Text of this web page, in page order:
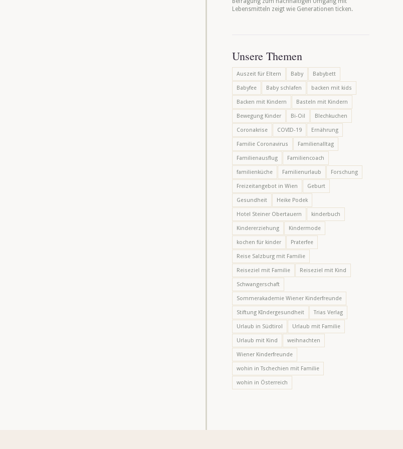
Lebensmitteln zeigt wie Generationen ticken.
Unsere Themen
Auszeit für Eltern Baby Babybett
Babyfee Baby schlafen backen mit kids
Backen mit Kindern Basteln mit Kindern
Bewegung Kinder Bi-Oil Blechkuchen
Coronakrise COVID-19 Ernährung
Familie Coronavirus Familienalltag
Familienausflug Familiencoach
familienküche Familienurlaub Forschung
Freizeitangebot in Wien Geburt
Gesundheit Heike Podek
Hotel Steiner Obertauern kinderbuch
Kindererziehung Kindermode
kochen für kinder Praterfee
Reise Salzburg mit Familie
Reiseziel mit Familie Reiseziel mit Kind
Schwangerschaft
Sommerakademie Wiener Kinderfreunde
Stiftung KIndergesundheit Trias Verlag
Urlaub in Südtirol Urlaub mit Familie
Urlaub mit Kind weihnachten
Wiener Kinderfreunde
wohin in Tschechien mit Familie
wohin in Österreich